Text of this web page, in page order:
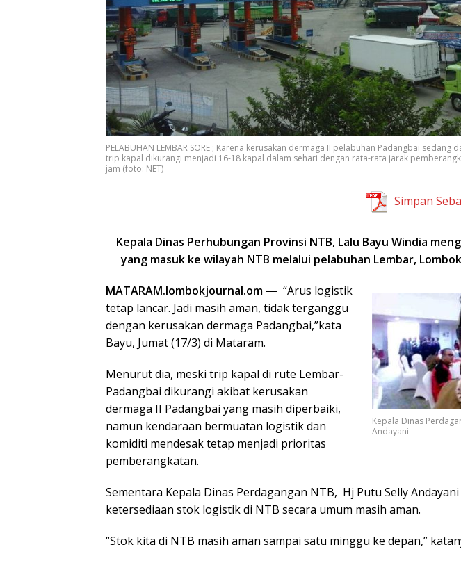
PELABUHAN LEMBAR SORE ; Karena kerusakan dermaga II pelabuhan Padangbai sedang
trip kapal dikurangi menjadi 16-18 kapal dalam sehari dengan rata-rata jarak
jam (foto: NET)
Simpan
Kepala Dinas Perhubungan Provinsi NTB, Lalu Bayu Windia
yang masuk ke wilayah NTB melalui pelabuhan Lembar,
Kepala Dinas
Andayani
MATARAM.lombokjournal.om — “Arus logistik
tetap lancar. Jadi masih aman, tidak terganggu
dengan kerusakan dermaga Padangbai,”kata
Bayu, Jumat (17/3) di Mataram.
Menurut dia, meski trip kapal di rute Lembar-
Padangbai dikurangi akibat kerusakan
dermaga II Padangbai yang masih diperbaiki,
namun kendaraan bermuatan logistik dan
komiditi mendesak tetap menjadi prioritas
pemberangkatan.
Sementara Kepala Dinas Perdagangan NTB, Hj Putu Selly
ketersediaan stok logistik di NTB secara umum masih aman.
“Stok kita di NTB masih aman sampai satu minggu ke depan,”